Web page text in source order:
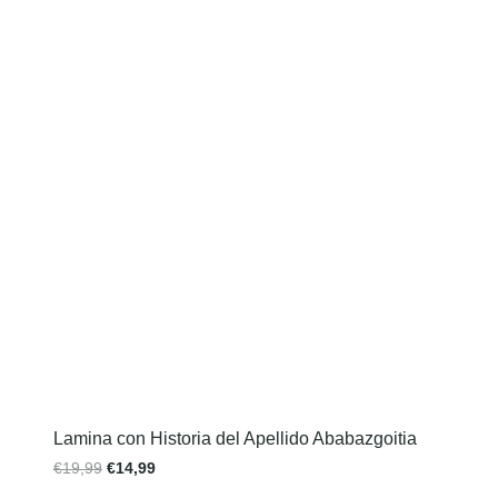
Lamina con Historia del Apellido Ababazgoitia
€19,99 €14,99